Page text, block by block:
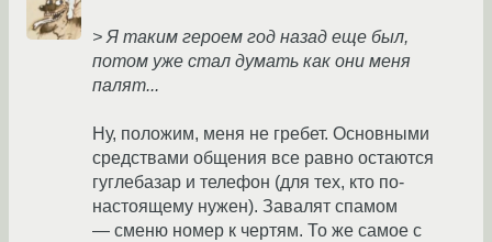
> Я таким героем год назад еще был,
потом уже стал думать как они меня
палят...
Ну, положим, меня не гребет. Основными
средствами общения все равно остаются
гуглебазар и телефон (для тех, кто по-
настоящему нужен). Завалят спамом
— сменю номер к чертям. То же самое с